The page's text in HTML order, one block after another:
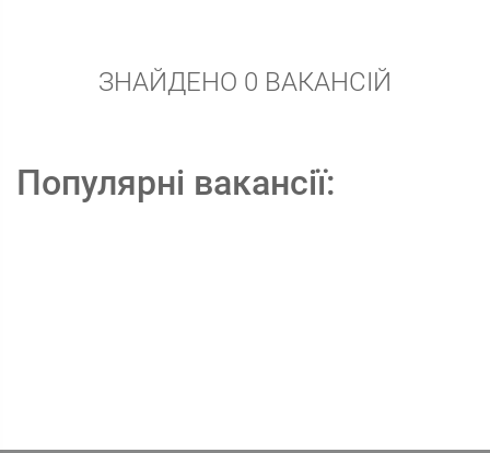
ЗНАЙДЕНО 0 ВАКАНСІЙ
Популярні вакансії: